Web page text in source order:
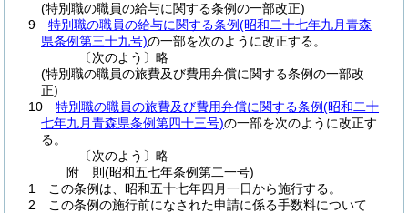
(特別職の職員の給与に関する条例の一部改正)
9
特別職の職員の給与に関する条例(昭和二十七年九月青森
県条例第三十九号)の一部を次のように改正する。
〔次のよう〕略
(特別職の職員の旅費及び費用弁償に関する条例の一部改
正)
10
特別職の職員の旅費及び費用弁償に関する条例(昭和二十
七年九月青森県条例第四十三号)の一部を次のように改正す
る。
〔次のよう〕略
附 則(昭和五七年条例第二一号)
1
この条例は、昭和五十七年四月一日から施行する。
2
この条例の施行前になされた申請に係る手数料について